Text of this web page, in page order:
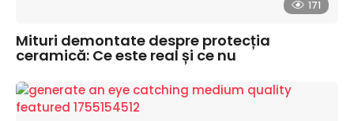
171
Mituri demontate despre protecția
ceramică: Ce este real și ce nu